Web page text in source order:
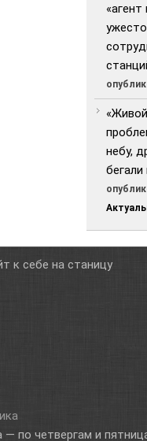
небу,
бегали
к себе на станицу
по четвергам и